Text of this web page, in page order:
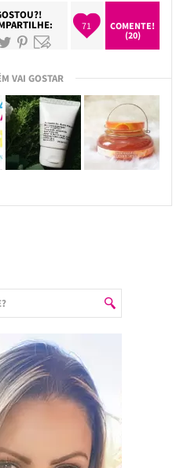
71
COMENTE!
(20)
VAI GOSTAR